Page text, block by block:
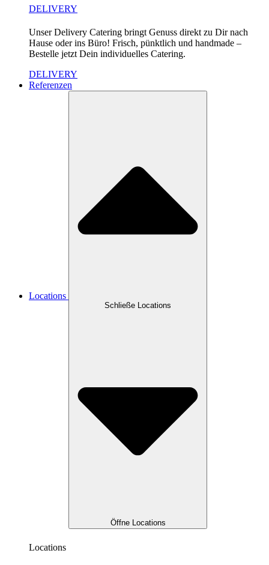
DELIVERY
Unser Delivery Catering bringt Genuss direkt zu Dir nach
Hause oder ins Büro! Frisch, pünktlich und handmade –
Bestelle jetzt Dein individuelles Catering.
DELIVERY
Referenzen
Locations
Schließe Locations
Öffne Locations
Locations